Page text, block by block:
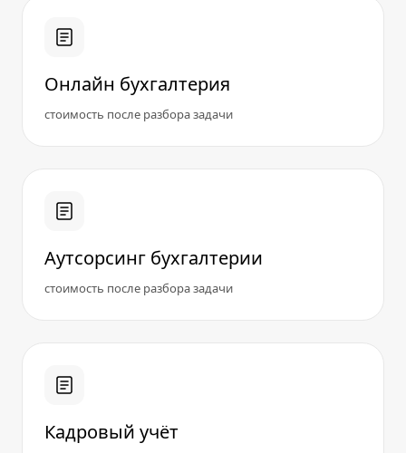
Онлайн бухгалтерия
стоимость после разбора задачи
Аутсорсинг бухгалтерии
стоимость после разбора задачи
Кадровый учёт